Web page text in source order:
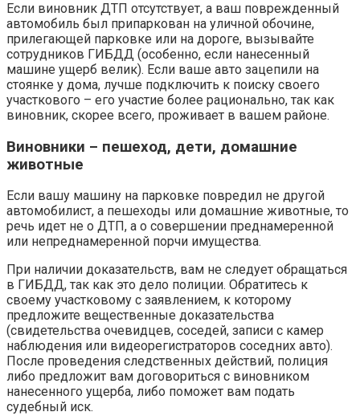
Если виновник ДТП отсутствует, а ваш поврежденный
автомобиль был припаркован на уличной обочине,
прилегающей парковке или на дороге, вызывайте
сотрудников ГИБДД (особенно, если нанесенный
машине ущерб велик). Если ваше авто зацепили на
стоянке у дома, лучше подключить к поиску своего
участкового – его участие более рационально, так как
виновник, скорее всего, проживает в вашем районе.
Виновники – пешеход, дети, домашние
животные
Если вашу машину на парковке повредил не другой
автомобилист, а пешеходы или домашние животные, то
речь идет не о ДТП, а о совершении преднамеренной
или непреднамеренной порчи имущества.
При наличии доказательств, вам не следует обращаться
в ГИБДД, так как это дело полиции. Обратитесь к
своему участковому с заявлением, к которому
предложите вещественные доказательства
(свидетельства очевидцев, соседей, записи с камер
наблюдения или видеорегистраторов соседних авто).
После проведения следственных действий, полиция
либо предложит вам договориться с виновником
нанесенного ущерба, либо поможет вам подать
судебный иск.